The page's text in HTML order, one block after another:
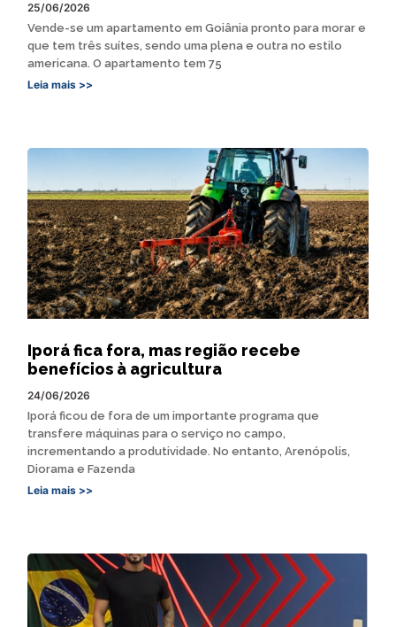
25/06/2026
Vende-se um apartamento em Goiânia pronto para morar e
que tem três suítes, sendo uma plena e outra no estilo
americana. O apartamento tem 75
Leia mais >>
Iporá fica fora, mas região recebe
benefícios à agricultura
24/06/2026
Iporá ficou de fora de um importante programa que
transfere máquinas para o serviço no campo,
incrementando a produtividade. No entanto, Arenópolis,
Diorama e Fazenda
Leia mais >>